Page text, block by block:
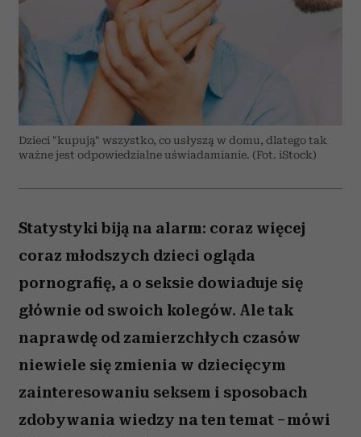
Dzieci "kupują" wszystko, co usłyszą w domu, dlatego tak
ważne jest odpowiedzialne uświadamianie. (Fot. iStock)
Statystyki biją na alarm: coraz więcej
coraz młodszych dzieci ogląda
pornografię, a o seksie dowiaduje się
głównie od swoich kolegów. Ale tak
naprawdę od zamierzchłych czasów
niewiele się zmienia w dziecięcym
zainteresowaniu seksem i sposobach
zdobywania wiedzy na ten temat – mówi